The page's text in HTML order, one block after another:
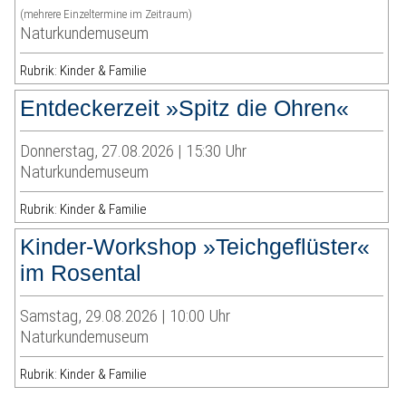
(mehrere Einzeltermine im Zeitraum)
Naturkundemuseum
Rubrik: Kinder & Familie
Entdeckerzeit »Spitz die Ohren«
Donnerstag, 27.08.2026 | 15:30 Uhr
Naturkundemuseum
Rubrik: Kinder & Familie
Kinder-Workshop »Teichgeflüster«
im Rosental
Samstag, 29.08.2026 | 10:00 Uhr
Naturkundemuseum
Rubrik: Kinder & Familie